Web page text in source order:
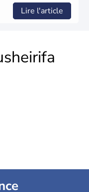
Lire l'article